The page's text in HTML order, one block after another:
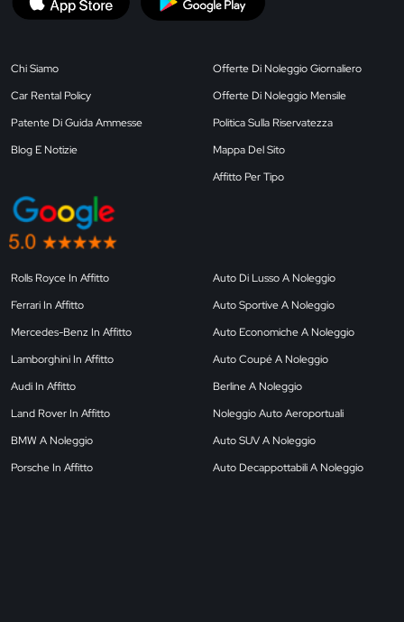
Chi Siamo
Car Rental Policy
Patente Di Guida Ammesse
Blog E Notizie
Offerte Di Noleggio Giornaliero
Offerte Di Noleggio Mensile
Politica Sulla Riservatezza
Mappa Del Sito
Affitto Per Tipo
Rolls Royce In Affitto
Ferrari In Affitto
Mercedes-Benz In Affitto
Lamborghini In Affitto
Audi In Affitto
Land Rover In Affitto
BMW A Noleggio
Porsche In Affitto
Auto Di Lusso A Noleggio
Auto Sportive A Noleggio
Auto Economiche A Noleggio
Auto Coupé A Noleggio
Berline A Noleggio
Noleggio Auto Aeroportuali
Auto SUV A Noleggio
Auto Decappottabili A Noleggio